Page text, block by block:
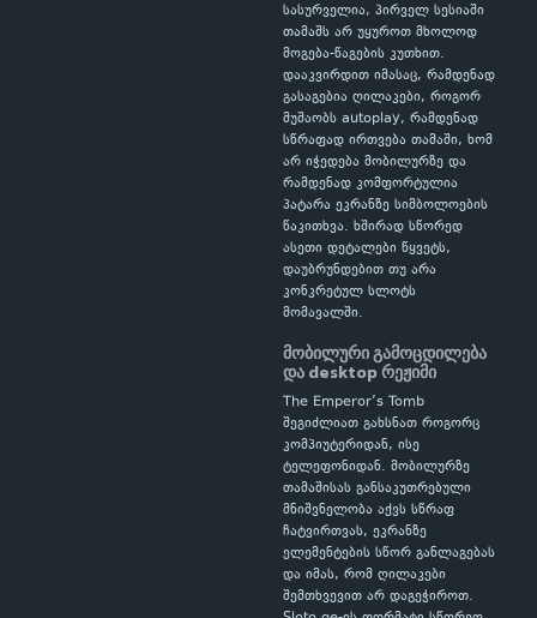
სასურველია, პირველ სესიაში
თამაშს არ უყუროთ მხოლოდ
მოგება-წაგების კუთხით.
დააკვირდით იმასაც, რამდენად
გასაგებია ღილაკები, როგორ
მუშაობს autoplay, რამდენად
სწრაფად ირთვება თამაში, ხომ
არ იჭედება მობილურზე და
რამდენად კომფორტულია
პატარა ეკრანზე სიმბოლოების
წაკითხვა. ხშირად სწორედ
ასეთი დეტალები წყვეტს,
დაუბრუნდებით თუ არა
კონკრეტულ სლოტს
მომავალში.
მობილური გამოცდილება
და desktop რეჟიმი
The Emperor’s Tomb
შეგიძლიათ გახსნათ როგორც
კომპიუტერიდან, ისე
ტელეფონიდან. მობილურზე
თამაშისას განსაკუთრებული
მნიშვნელობა აქვს სწრაფ
ჩატვირთვას, ეკრანზე
ელემენტების სწორ განლაგებას
და იმას, რომ ღილაკები
შემთხვევით არ დაგეჭიროთ.